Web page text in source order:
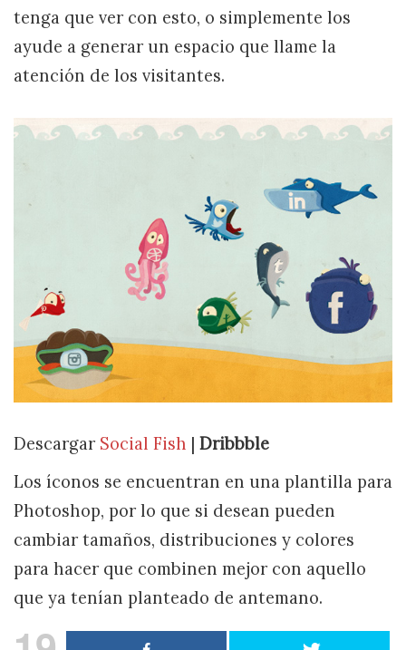
tenga que ver con esto, o simplemente los
ayude a generar un espacio que llame la
atención de los visitantes.
Descargar Social Fish | Dribbble
Los íconos se encuentran en una plantilla para
Photoshop, por lo que si desean pueden
cambiar tamaños, distribuciones y colores
para hacer que combinen mejor con aquello
que ya tenían planteado de antemano.